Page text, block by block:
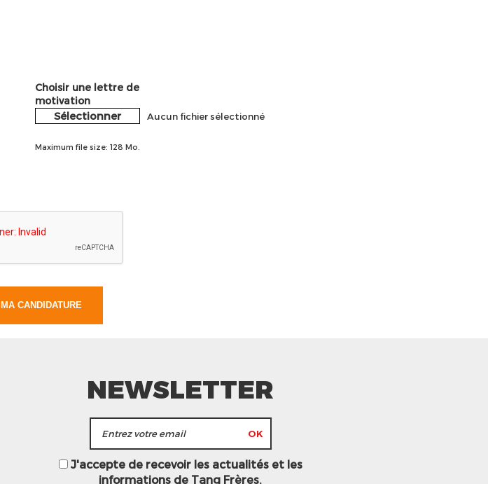
Choisir une lettre de
motivation
Sélectionner Aucun fichier sélectionné
Maximum file size: 128 Mo.
NEWSLETTER
J'accepte de recevoir les actualités et les
informations de Tang Frères.